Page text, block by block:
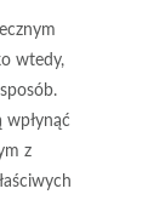
wtedy,
wpłynąć
z